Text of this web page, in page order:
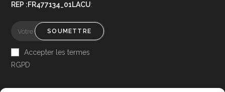
REP :FR477134_01LACU:
SOUMETTRE
Accepter les termes
RGPD